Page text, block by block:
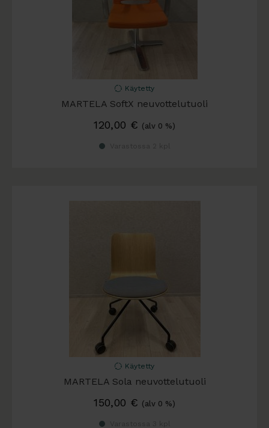
Käytetty
MARTELA SoftX neuvottelutuoli
120,00 € (alv 0 %)
Käytetty
MARTELA Sola neuvottelutuoli
150,00 € (alv 0 %)